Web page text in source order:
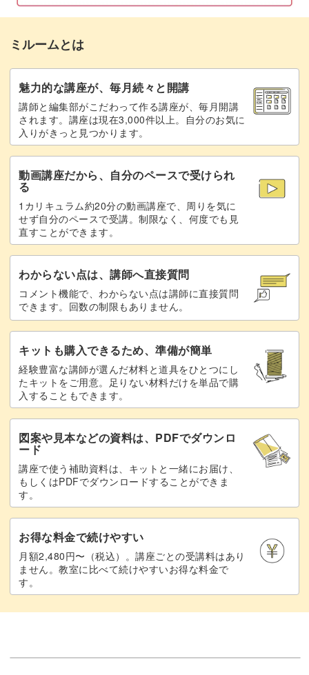
完成した作品は、自宅を華やかに彩ってくれるでしょう。
冬のインテリアにぴったり
11月頃から咲き始める椿の花は、冬のインテリアに適して
います。
リビングの一角や玄関先など、自宅のちょっとしたスペー
スに飾ってみませんか？
切り折り紙は優しい印象で、あらゆるテイストにマッチし
ます。
和の雰囲気も感じさせるため、和室に置くこともおすすめ
ですよ。
皆さんも一緒に、繊細なペーパークラフトの世界を楽しん
でみませんか？
パーツをつなげてワイヤーに巻く 27:58
椿の花を組み立てる
葉っぱを切る
葉っぱに葉脈をつける 42:24
葉っぱにワイヤーをつける 46:27
枝を作る 50:58
パーツを組み立てる
台座に設置する
完成♪
ミルームとは
魅力的な講座が、毎月続々と開講
講師と編集部がこだわって作る講座が、毎月開講
されます。講座は現在3,000件以上。自分のお気に
入りがきっと見つかります。
動画講座だから、自分のペースで受けられ
る
1カリキュラム約20分の動画講座で、周りを気に
せず自分のペースで受講。制限なく、何度でも見
直すことができます。
わからない点は、講師へ直接質問
コメント機能で、わからない点は講師に直接質問
できます。回数の制限もありません。
キットも購入できるため、準備が簡単
経験豊富な講師が選んだ材料と道具をひとつにし
たキットをご用意。足りない材料だけを単品で購
入することもできます。
図案や見本などの資料は、PDFでダウンロ
ード
講座で使う補助資料は、キットと一緒にお届け、
もしくはPDFでダウンロードすることができま
す。
お得な料金で続けやすい
月額2,480円〜（税込）。講座ごとの受講料はあり
ません。教室に比べて続けやすいお得な料金で
す。